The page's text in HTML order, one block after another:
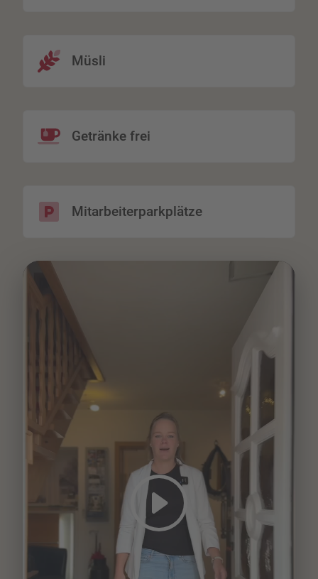
Müsli
Getränke frei
Mitarbeiterparkplätze